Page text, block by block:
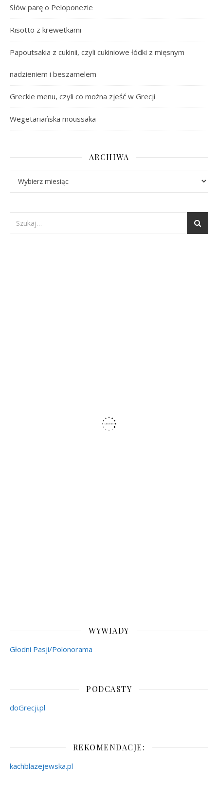
Słów parę o Peloponezie
Risotto z krewetkami
Papoutsakia z cukinii, czyli cukiniowe łódki z mięsnym
nadzieniem i beszamelem
Greckie menu, czyli co można zjeść w Grecji
Wegetariańska moussaka
ARCHIWA
WYWIADY
Głodni Pasji/Polonorama
PODCASTY
doGrecji.pl
REKOMENDACJE:
kachblazejewska.pl